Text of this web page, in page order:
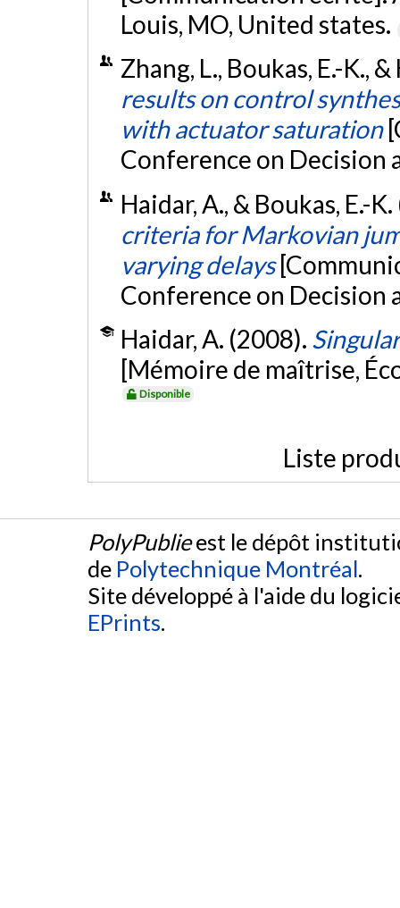
Louis, MO, United states.
Zhang, L., Boukas, E.-K.,
results on control
with actuator saturation
Conference on Decision
Haidar, A., & Boukas, E.-
criteria for Markovian
varying delays
Conference on Decision
Haidar, A. (2008).
[Mémoire de maîtrise,
Disponible
Liste
PolyPublieest le dépôt
de Polytechnique Montréal.
Site développé à l'aide du
EPrints.